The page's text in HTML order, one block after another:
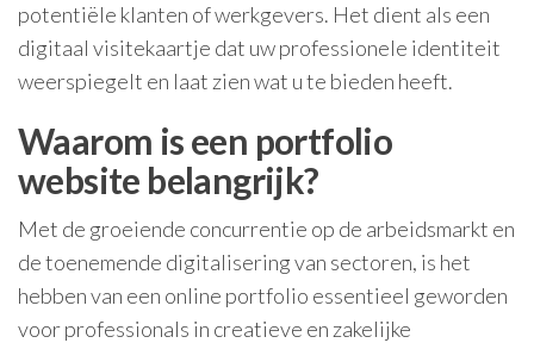
potentiële klanten of werkgevers. Het dient als een
digitaal visitekaartje dat uw professionele identiteit
weerspiegelt en laat zien wat u te bieden heeft.
Waarom is een portfolio
website belangrijk?
Met de groeiende concurrentie op de arbeidsmarkt en
de toenemende digitalisering van sectoren, is het
hebben van een online portfolio essentieel geworden
voor professionals in creatieve en zakelijke